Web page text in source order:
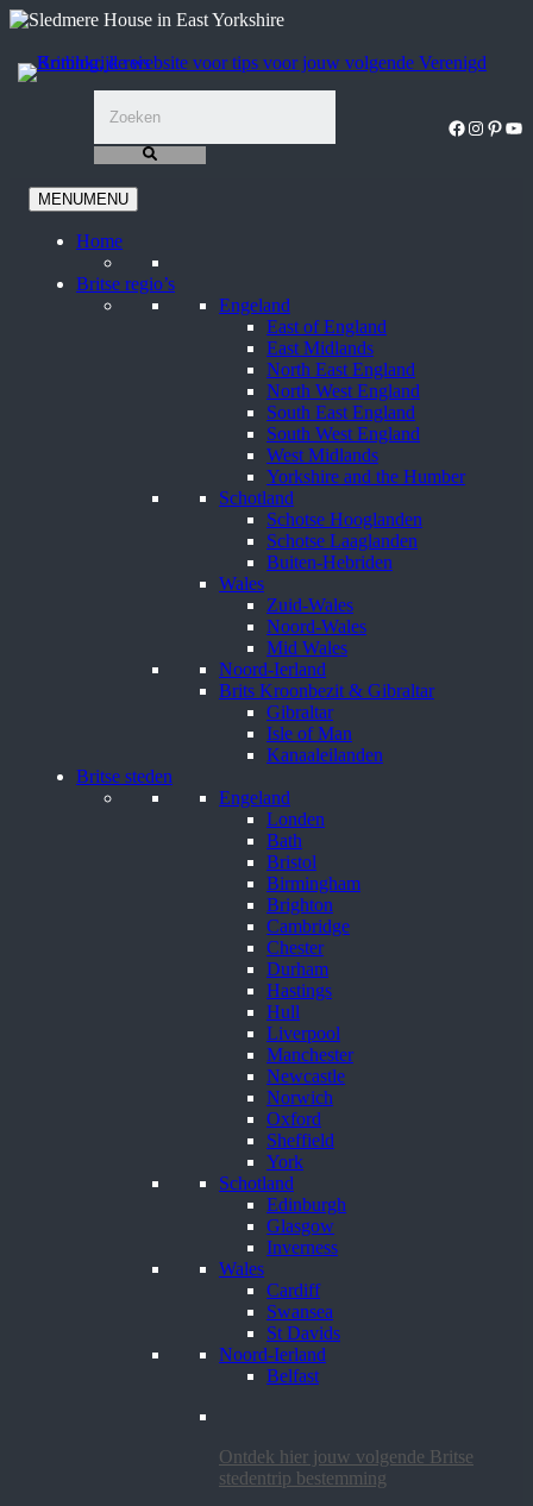
Ga
de
inhoud
Facebook
MENUMENU
Home
Britse regio’s
Engeland
East of England
East Midlands
North East England
North West England
South East England
South West England
West Midlands
Yorkshire and the Humber
Schotland
Schotse Hooglanden
Schotse Laaglanden
Buiten-Hebriden
Wales
Zuid-Wales
Noord-Wales
Mid Wales
Noord-Ierland
Brits Kroonbezit & Gibraltar
Gibraltar
Isle of Man
Kanaaleilanden
Britse steden
Engeland
Londen
Bath
Bristol
Birmingham
Brighton
Cambridge
Chester
Durham
Hastings
Hull
Liverpool
Manchester
Newcastle
Norwich
Oxford
Sheffield
York
Schotland
Edinburgh
Glasgow
Inverness
Wales
Cardiff
Swansea
St Davids
Noord-Ierland
Belfast
Ontdek hier jouw volgende Britse
stedentrip bestemming